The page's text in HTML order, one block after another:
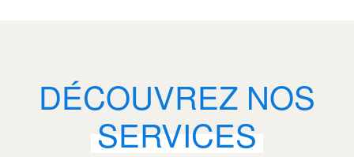
DÉCOUVREZ NOS
SERVICES